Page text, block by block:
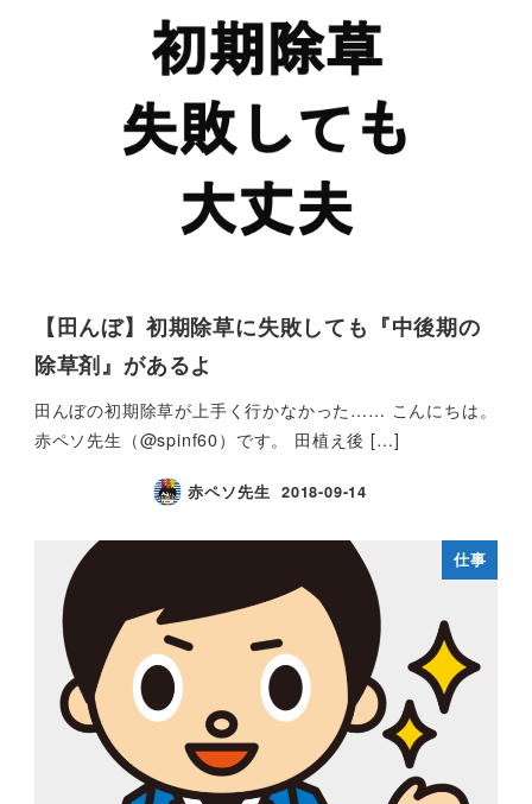
【田んぼ】初期除草に失敗しても『中後期の
除草剤』があるよ
田んぼの初期除草が上手く行かなかった…… こんにちは。
赤ペソ先生（@spinf60）です。 田植え後 […]
赤ペソ先生 2018-09-14
仕事